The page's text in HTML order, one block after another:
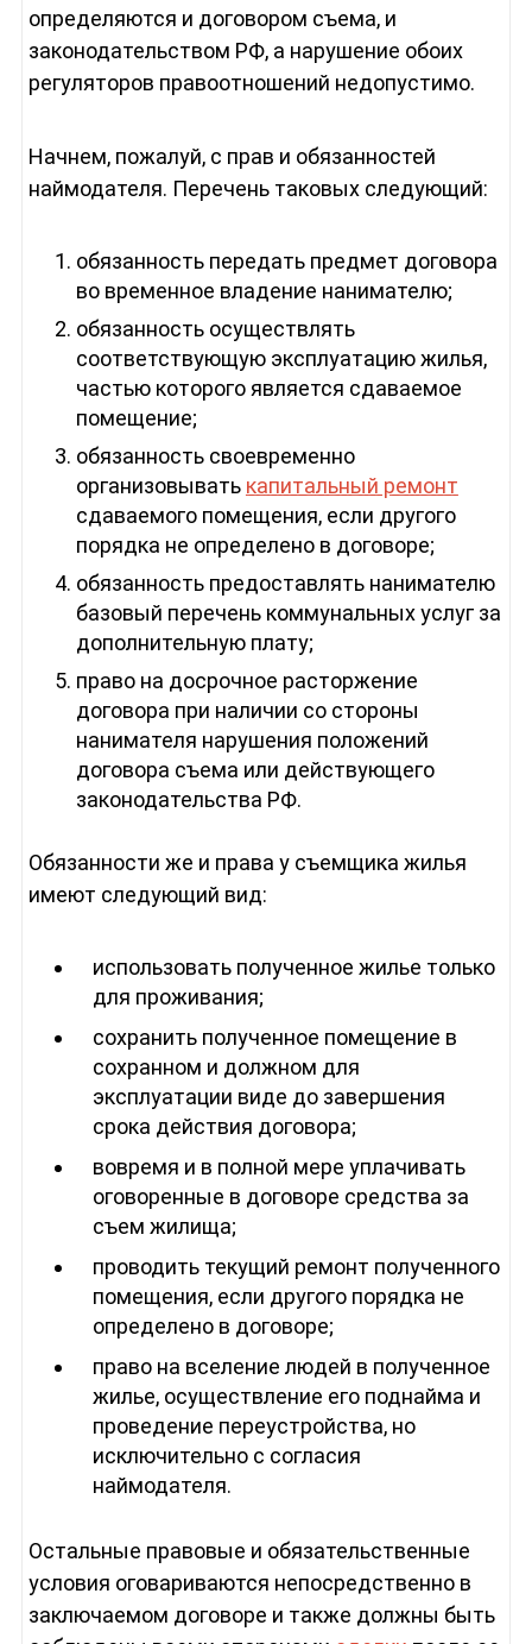
определяются и договором съема, и
законодательством РФ, а нарушение обоих
регуляторов правоотношений недопустимо.
Начнем, пожалуй, с прав и обязанностей
наймодателя. Перечень таковых следующий:
обязанность передать предмет договора
во временное владение нанимателю;
обязанность осуществлять
соответствующую эксплуатацию жилья,
частью которого является сдаваемое
помещение;
обязанность своевременно
организовывать капитальный ремонт
сдаваемого помещения, если другого
порядка не определено в договоре;
обязанность предоставлять нанимателю
базовый перечень коммунальных услуг за
дополнительную плату;
право на досрочное расторжение
договора при наличии со стороны
нанимателя нарушения положений
договора съема или действующего
законодательства РФ.
Обязанности же и права у съемщика жилья
имеют следующий вид:
использовать полученное жилье только
для проживания;
сохранить полученное помещение в
сохранном и должном для
эксплуатации виде до завершения
срока действия договора;
вовремя и в полной мере уплачивать
оговоренные в договоре средства за
съем жилища;
проводить текущий ремонт полученного
помещения, если другого порядка не
определено в договоре;
право на вселение людей в полученное
жилье, осуществление его поднайма и
проведение переустройства, но
исключительно с согласия
наймодателя.
Остальные правовые и обязательственные
условия оговариваются непосредственно в
заключаемом договоре и также должны быть